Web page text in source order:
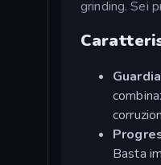
grinding. Sei
Basta